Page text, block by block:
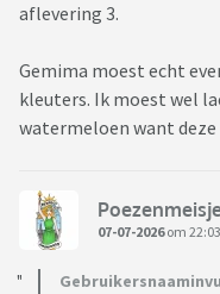
aflevering 3.
Gemima moest echt
kleuters. Ik moest wel
watermeloen want deze
07-07-2026om 22:03